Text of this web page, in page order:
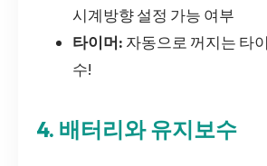
시계방향 설정 가능 여부
타이머: 자동으로 꺼지는 타
수!
4. 배터리와 유지보수